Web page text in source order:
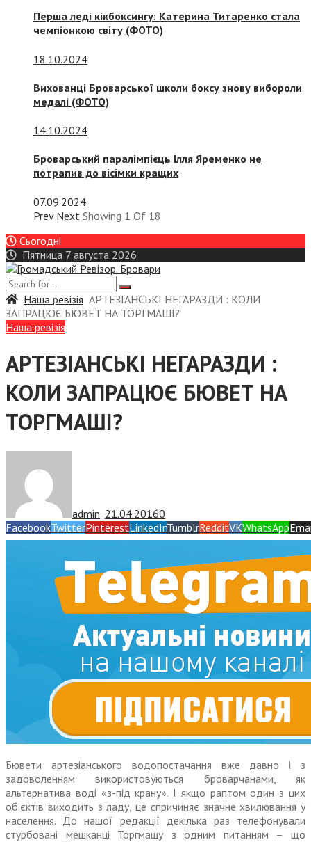
Перша леді кікбоксингу: Катерина Титаренко стала
чемпіонкою світу (ФОТО)
18.10.2024
Вихованці Броварської школи боксу знову вибороли
медалі (ФОТО)
14.10.2024
Броварський паралімпієць Ілля Яременко не
потрапив до вісімки кращих
07.09.2024
Prev Next Showing 1 Of 18
Сьогодні
Пятница 7 августа 2026
Наша ревізія АРТЕЗІАНСЬКІ НЕГАРАЗДИ : КОЛИ
ЗАПРАЦЮЄ БЮВЕТ НА ТОРГМАШІ?
Наша ревізія
АРТЕЗІАНСЬКІ НЕГАРАЗДИ :
КОЛИ ЗАПРАЦЮЄ БЮВЕТ НА
ТОРГМАШІ?
admin — 21.04.20160
FacebookTwitterPinterestLinkedInTumblrRedditVKWhatsApp
Бювети артезіанського водопостачання вже давно і з
задоволенням використовуються броварчанами, як
альтернатива воді «з-під крану». І якщо раптом один з цих
об’єктів виходить з ладу, це спричиняє значне хвилювання у
населення. До нашої редакції декілька раз телефонували
стурбовані мешканці Торгмашу з одним питанням – що